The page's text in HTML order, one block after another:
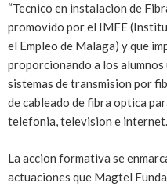
“Tecnico en instalacion de
promovido por el IMFE
el Empleo de Malaga) y que
proporcionando a los
sistemas de transmision por
de cableado de fibra optica
telefonia, television e internet.
La accion formativa se
actuaciones que Magtel